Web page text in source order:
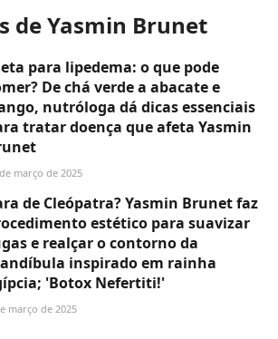
de Yasmin Brunet
para lipedema: o que pode
De chá verde a abacate e
nutróloga dá dicas essenciais
tratar doença que afeta Yasmin
março de 2025
de Cleópatra? Yasmin Brunet faz
estético para suavizar
e realçar o contorno da
inspirado em rainha
'Botox Nefertiti!'
março de 2025